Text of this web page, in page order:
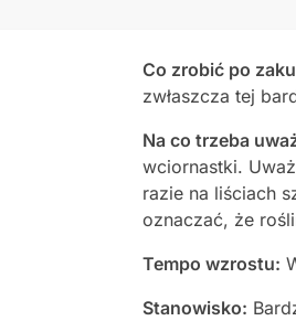
Co zrobić po
zwłaszcza tej
Na co trzeba
wciornastki.
razie na liściach
oznaczać, że
Tempo wzrostu:
Stanowisko: